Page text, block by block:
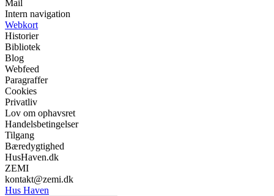
Mail
Intern navigation
Webkort
Historier
Bibliotek
Blog
Webfeed
Paragraffer
Cookies
Privatliv
Lov om ophavsret
Handelsbetingelser
Tilgang
Bæredygtighed
HusHaven.dk
ZEMI
kontakt@zemi.dk
Hus Haven